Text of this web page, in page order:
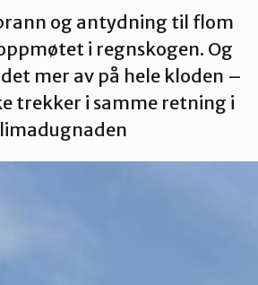
Finnmark
Hordaland
og antydning til flom
i regnskogen. Og
mer av på hele kloden –
trekker i samme retning i